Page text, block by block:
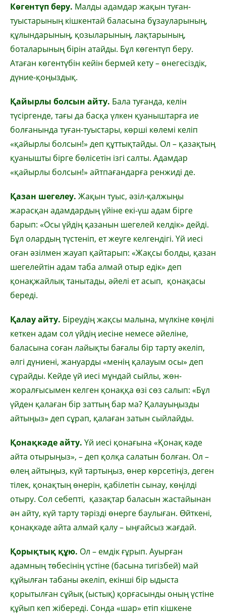
Көгентүп беру. Малды адамдар жақын туған-
туыстарының кішкентай баласына бұзауларының,
құлындарының, қозыларының, лақтарының,
боталарының бірін атайды. Бұл көгентүп беру.
Атаған көгентүбін кейін бермей кету – өнегесіздік,
дүние-қоңыздық.
Қайырлы болсын айту. Бала туғанда, келін
түсіргенде, тағы да басқа үлкен қуаныштарға ие
болғанында туған-туыстары, көрші көлемі келіп
«қайырлы болсын!» деп құттықтайды. Ол – қазақтың
қуанышты бірге бөлісетін ізгі салты. Адамдар
«қайырлы болсын!» айтпағандарға ренжиді де.
Қазан шегелеу. Жақын туыс, әзіл-қалжыңы
жарасқан адамдардың үйіне екі-үш адам бірге
барып: «Осы үйдің қазанын шегелей келдік» дейді.
Бұл олардың түстеніп, ет жеуге келгендігі. Үй иесі
оған әзілмен жауап қайтарып: «Жақсы болды, қазан
шегелейтін адам таба алмай отыр едік» деп
қонақжайлық танытады, әйелі ет асып, қонақасы
береді.
Қалау айту. Біреудің жақсы малына, мүлкіне көңілі
кеткен адам сол үйдің иесіне немесе әйеліне,
баласына соған лайықты бағалы бір тарту әкеліп,
әлгі дүниені, жануарды «менің қалауым осы» деп
сұрайды. Кейде үй иесі мұндай сыйлы, жөн-
жоралғысымен келген қонаққа өзі сөз салып: «Бұл
үйден қалаған бір заттың бар ма? Қалауыңызды
айтыңыз» деп сұрап, қалаған затын сыйлайды.
Қонақкәде айту. Үй иесі қонағына «Қонақ кәде
айта отырыңыз», – деп қолқа салатын болған. Ол –
өлең айтыңыз, күй тартыңыз, өнер көрсетіңіз, деген
тілек, қонақтың өнерін, қабілетін сынау, көңілді
отыру. Сол себепті, қазақтар баласын жастайынан
ән айту, күй тарту тәрізді өнерге баулыған. Өйткені,
қонақкәде айта алмай қалу – ыңғайсыз жағдай.
Қорықтық құю. Ол – емдік ғұрып. Ауырған
адамның төбесінің үстіне (басына тигізбей) май
құйылған табаны әкеліп, екінші бір ыдыста
қорытылған сұйық (ыстық) қорғасынды оның үстіне
құйып кеп жібереді. Сонда «шар» етіп кішкене